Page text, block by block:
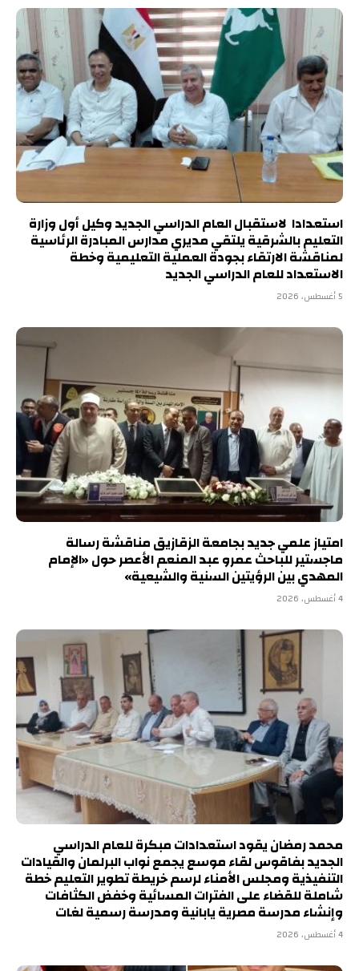
استعدادا لاستقبال العام الدراسي الجديد وكيل أول وزارة
التعليم بالشرقية يلتقي مديري مدارس المبادرة الرئاسية
لمناقشة الارتقاء بجودة العملية التعليمية وخطة
الاستعداد للعام الدراسي الجديد
5 أغسطس، 2026
امتياز علمي جديد بجامعة الزقازيق مناقشة رسالة
ماجستير للباحث عمرو عبد المنعم الأعصر حول «الإمام
المهدي بين الرؤيتين السنية والشيعية»
4 أغسطس، 2026
محمد رمضان يقود استعدادات مبكرة للعام الدراسي
الجديد بفاقوس لقاء موسع يجمع نواب البرلمان والقيادات
التنفيذية ومجلس الأمناء لرسم خريطة تطوير التعليم خطة
شاملة للقضاء على الفترات المسائية وخفض الكثافات
وإنشاء مدرسة مصرية يابانية ومدرسة رسمية لغات
4 أغسطس، 2026